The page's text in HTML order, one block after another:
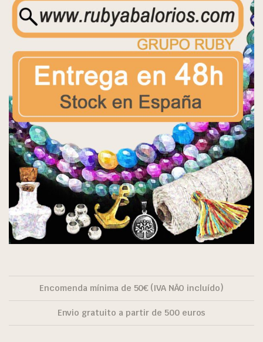
Encomenda mínima de 50€ (IVA NÃO incluído)
Envio gratuito a partir de 500 euros